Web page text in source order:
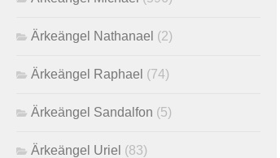
Ärkeängel Nathanael (2)
Ärkeängel Raphael (74)
Ärkeängel Sandalfon (5)
Ärkeängel Uriel (83)